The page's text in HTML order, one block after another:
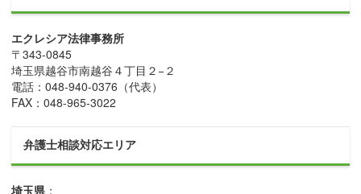
エクレシア法律事務所
〒343-0845
埼玉県越谷市南越谷４丁目２−２
電話：048-940-0376 （代表）
FAX：048-965-3022
弁護士相談対応エリア
埼玉県 ：